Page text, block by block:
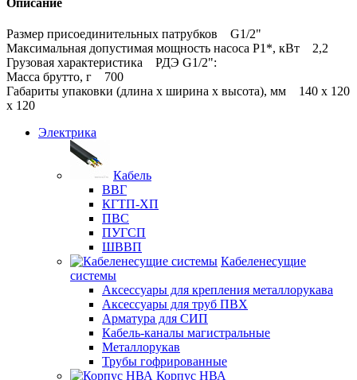
Размер присоединительных патрубков G1/2"
Максимальная допустимая мощность насоса P1*, кВт 2,2
Грузовая характеристика РДЭ G1/2":
Масса брутто, г 700
Габариты упаковки (длина х ширина х высота), мм 140 x 120
x 120
Электрика
Кабель
ВВГ
КГТП-ХП
ПВС
ПУГСП
ШВВП
Кабеленесущие
системы
Аксессуары для крепления металлорукава
Аксессуары для труб ПВХ
Арматура для СИП
Кабель-каналы магистральные
Металлорукав
Трубы гофрированные
Корпус НВА